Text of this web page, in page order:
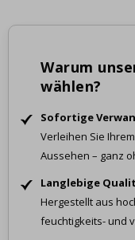
Warum
wählen?
Sofortige
Verleihen Sie
Aussehen – ganz
Langlebige
Hergestellt aus
feuchtigkeits- und